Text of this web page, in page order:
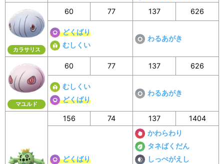
カラサリス
60 77 137 626
どくばり
むしくい
わるあがき
マユルド
60 77 137 626
むしくい
どくばり
わるあがき
156 74 137 1404
どくばり
かわらわり
タネばくだん
しっぺがえし